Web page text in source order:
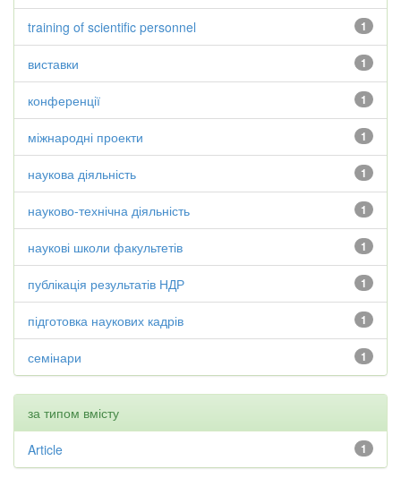
1
training of scientific personnel
1
виставки
1
конференції
1
міжнародні проекти
1
наукова діяльність
1
науково-технічна діяльність
1
наукові школи факультетів
1
публікація результатів НДР
1
підготовка наукових кадрів
1
семінари
за типом вмісту
1
Article